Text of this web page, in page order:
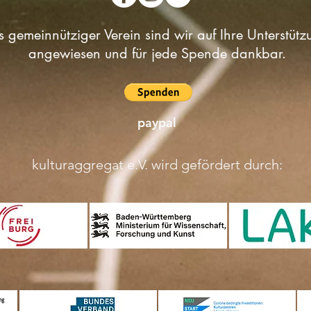
gemeinnütziger Verein sind wir auf Ihre
angewiesen und für jede Spende dankbar.
paypal
kulturaggregat e.V. wird gefördert durch: